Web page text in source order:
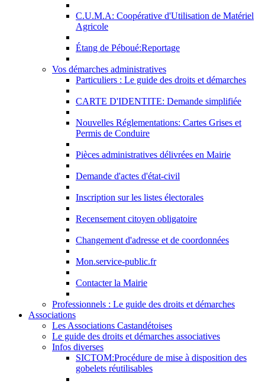
C.U.M.A: Coopérative d'Utilisation de Matériel
Agricole
Étang de Péboué:Reportage
Vos démarches administratives
Particuliers : Le guide des droits et démarches
CARTE D'IDENTITE: Demande simplifiée
Nouvelles Réglementations: Cartes Grises et
Permis de Conduire
Pièces administratives délivrées en Mairie
Demande d'actes d'état-civil
Inscription sur les listes électorales
Recensement citoyen obligatoire
Changement d'adresse et de coordonnées
Mon.service-public.fr
Contacter la Mairie
Professionnels : Le guide des droits et démarches
Associations
Les Associations Castandétoises
Le guide des droits et démarches associatives
Infos diverses
SICTOM:Procédure de mise à disposition des
gobelets réutilisables